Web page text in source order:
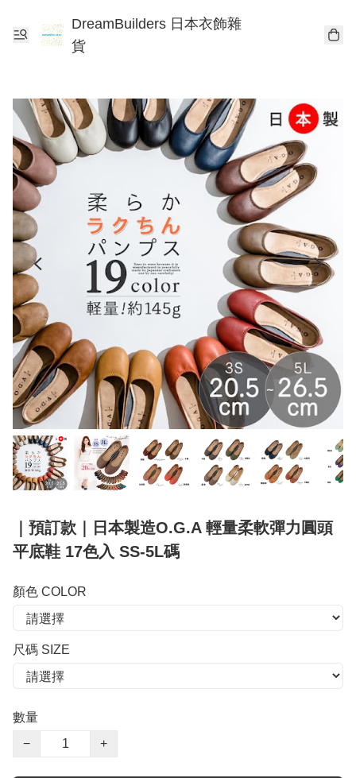
DreamBuilders 日本衣飾雜
貨
｜預訂款｜日本製造O.G.A 輕量柔軟彈力圓頭
平底鞋 17色入 SS-5L碼
顏色 COLOR
尺碼 SIZE
數量
−
+